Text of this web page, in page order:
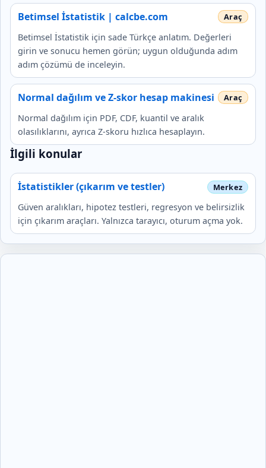
Betimsel İstatistik | calcbe.com
Betimsel İstatistik için sade Türkçe anlatım. Değerleri
girin ve sonucu hemen görün; uygun olduğunda adım
adım çözümü de inceleyin.
Normal dağılım ve Z-skor hesap makinesi
Normal dağılım için PDF, CDF, kuantil ve aralık
olasılıklarını, ayrıca Z-skoru hızlıca hesaplayın.
İlgili konular
İstatistikler (çıkarım ve testler)
Güven aralıkları, hipotez testleri, regresyon ve belirsizlik
için çıkarım araçları. Yalnızca tarayıcı, oturum açma yok.